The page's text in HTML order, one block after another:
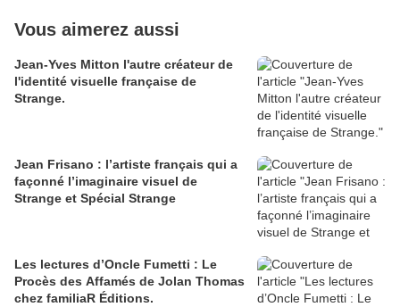
Vous aimerez aussi
Jean-Yves Mitton l'autre créateur de
l'identité visuelle française de
Strange.
Jean Frisano : l’artiste français qui a
façonné l’imaginaire visuel de
Strange et Spécial Strange
Les lectures d’Oncle Fumetti : Le
Procès des Affamés de Jolan Thomas
chez familiaR Éditions.